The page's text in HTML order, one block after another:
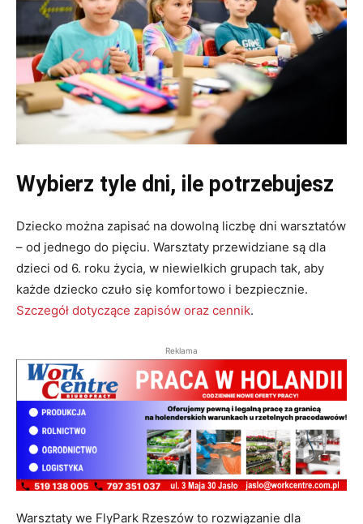
Wybierz tyle dni, ile potrzebujesz
Dziecko można zapisać na dowolną liczbę dni warsztatów
– od jednego do pięciu. Warsztaty przewidziane są dla
dzieci od 6. roku życia, w niewielkich grupach tak, aby
każde dziecko czuło się komfortowo i bezpiecznie.
Szczegół dotyczące zapisów oraz cennik.
Reklama
Warsztaty we FlyPark Rzeszów to rozwiązanie dla